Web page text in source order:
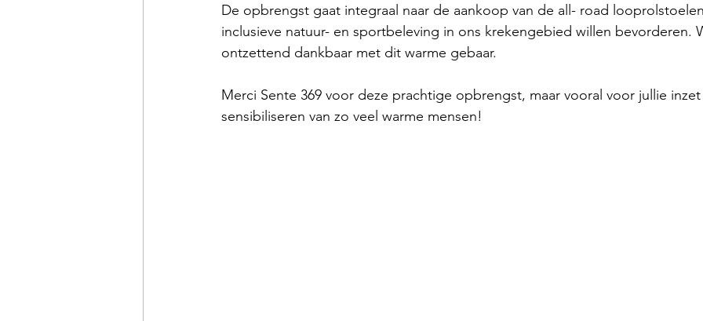
De opbrengst gaat integraal naar de aankoop van de all- road
inclusieve natuur- en sportbeleving in ons krekengebied willen bevorderen.
ontzettend dankbaar met dit warme gebaar.
Merci Sente 369 voor deze prachtige opbrengst, maar vooral voor jullie
sensibiliseren van zo veel warme mensen!